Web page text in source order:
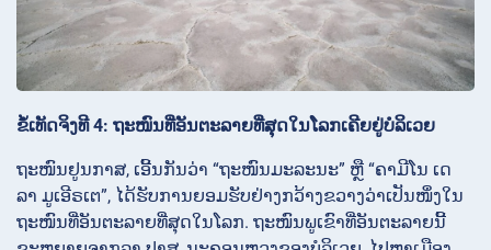
ຂໍ້ເທັດຈິງທີ 4: ຖະໜົນທີ່ອັນຕະລາຍທີ່ສຸດໃນໂລກເຄີຍຢູ່ບໍລິເວຍ
ຖະໜົນຢູນກາສ, ເອີ້ນກັນວ່າ “ຖະໜົນມະລະນະ” ຫຼື “ຄາມີໂນ ເດ
ລາ ມູເອີຣເຕ”, ໄດ້ຮັບການຍອມຮັບຢ່າງກວ້າງຂວາງວ່າເປັນໜຶ່ງໃນ
ຖະໜົນທີ່ອັນຕະລາຍທີ່ສຸດໃນໂລກ. ຖະໜົນພູເຂົາທີ່ອັນຕະລາຍນີ້